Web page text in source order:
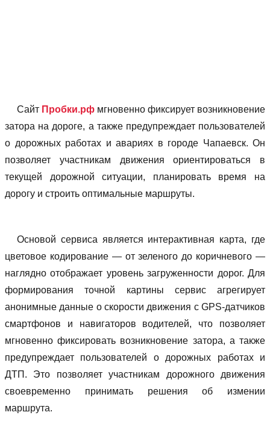
Сайт Пробки.рф мгновенно фиксирует возникновение
затора на дороге, а также предупреждает пользователей
о дорожных работах и авариях в городе Чапаевск. Он
позволяет учаcтникам движения ориентироваться в
текущей дорожной ситуации, планировать время на
дорогу и строить оптимальные маршруты.
Основой сервиса является интерактивная карта, где
цветовое кодирование — от зеленого до коричневого —
наглядно отображает уровень загруженности дорог. Для
формирования точной картины сервис агрегирует
анонимные данные о скорости движения с GPS-датчиков
смартфонов и навигаторов водителей, что позволяет
мгновенно фиксировать возникновение затора, а также
предупреждает пользователей о дорожных работах и
ДТП. Это позволяет участникам дорожного движения
своевременно принимать решения об измении
маршрута.